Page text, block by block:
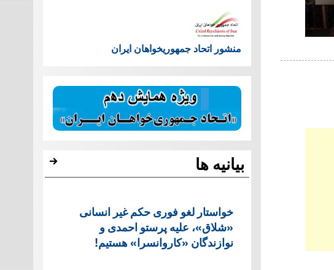
منشور اتحاد جمهوریخواهان ایران
بیانیه ها
خواستار لغو فوری حکم غیر انسانی
«شلاق»، علیه پرستو احمدی و
نوازندگان «کاروانسرا» هستیم!